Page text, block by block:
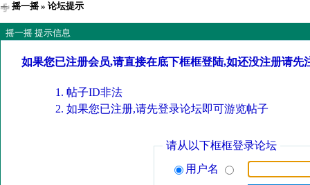
摇一摇» 论坛提示
摇一摇 提示信息
如果您已注册会员,请直接在底下框框登陆,如还没注册请先
帖子ID非法
如果您已注册,请先登录论坛即可游览帖子
请从以下框框登录论坛
用户名